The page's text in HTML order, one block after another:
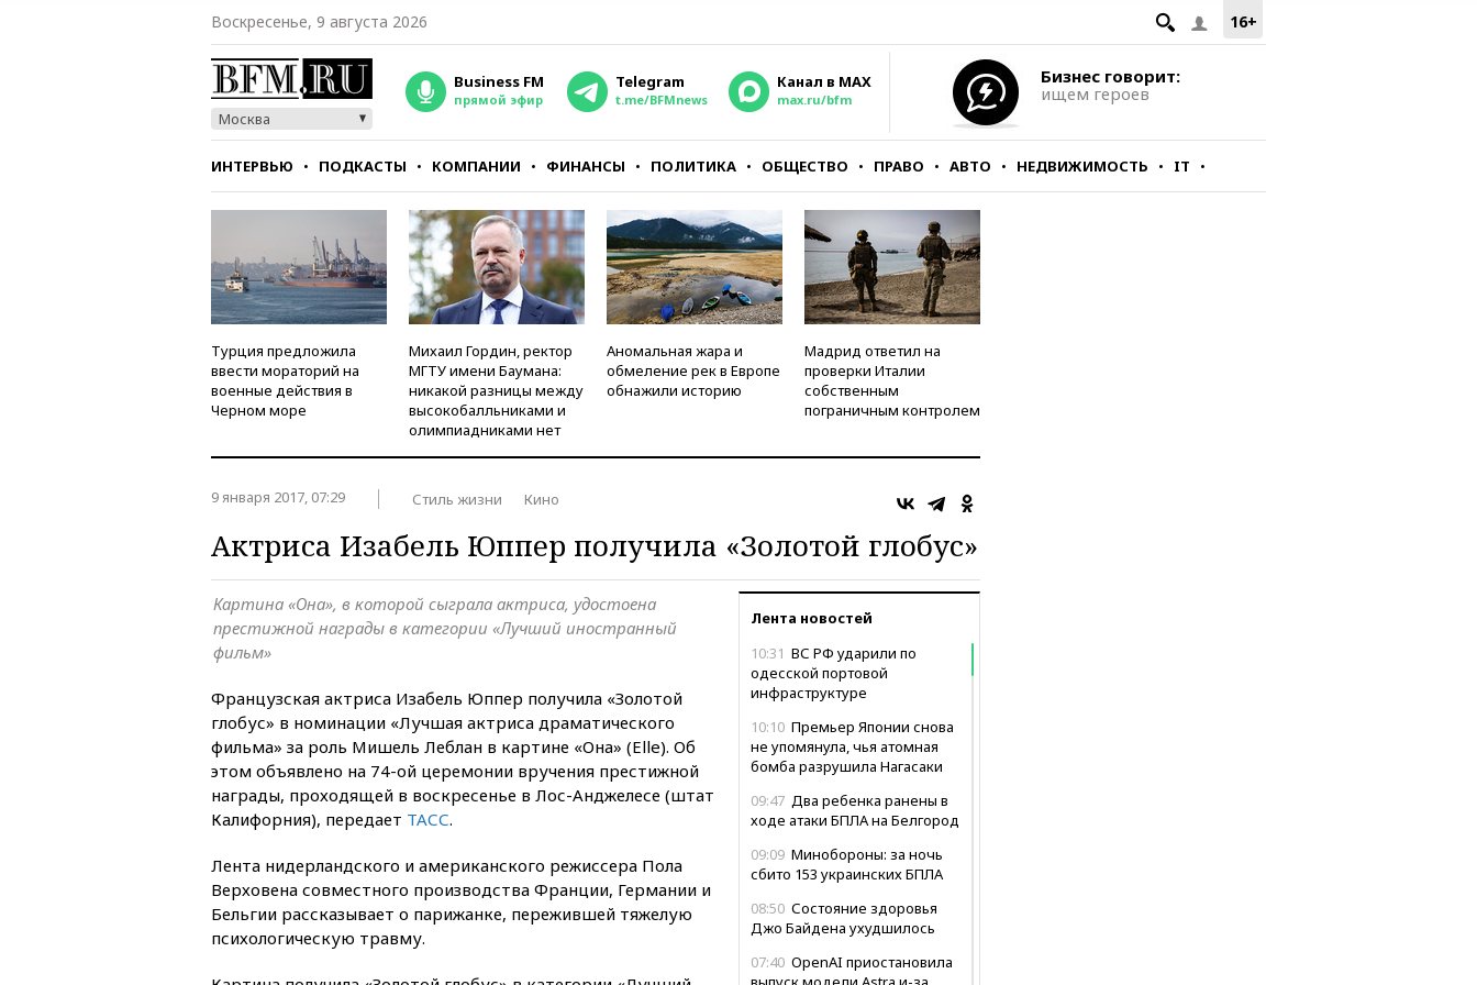
16+
Воскресенье, 9 августа 2026
Москва
Business FM
прямой эфир
Telegram
t.me/BFMnews
Канал в MAX
max.ru/bfm
Бизнес говорит:
ищем героев
ИНТЕРВЬЮ ПОДКАСТЫ КОМПАНИИ ФИНАНСЫ ПОЛИТИКА ОБЩЕСТВО ПРАВО АВТО НЕДВИЖИМОСТЬ IT
СТИЛЬ ТЕСТЫ
Турция предложила
ввести мораторий на
военные действия в
Черном море
Михаил Гордин, ректор
МГТУ имени Баумана:
никакой разницы между
высокобалльниками и
олимпиадниками нет
Аномальная жара и
обмеление рек в Европе
обнажили историю
Мадрид ответил на
проверки Италии
собственным
пограничным контролем
9 января 2017, 07:29 Стиль жизни Кино
Актриса Изабель Юппер получила «Золотой глобус»
Лента новостей
10:31 ВС РФ ударили по
одесской портовой
инфраструктуре
10:10 Премьер Японии снова
не упомянула, чья атомная
бомба разрушила Нагасаки
09:47 Два ребенка ранены в
ходе атаки БПЛА на Белгород
09:09 Минобороны: за ночь
сбито 153 украинских БПЛА
08:50 Состояние здоровья
Джо Байдена ухудшилось
07:40 OpenAI приостановила
Картина «Она», в которой сыграла актриса, удостоена
престижной награды в категории «Лучший иностранный
фильм»
Французская актриса Изабель Юппер получила «Золотой
глобус» в номинации «Лучшая актриса драматического
фильма» за роль Мишель Леблан в картине «Она» (Elle). Об
этом объявлено на 74-ой церемонии вручения престижной
награды, проходящей в воскресенье в Лос-Анджелесе (штат
Калифорния), передает ТАСС.
Лента нидерландского и американского режиссера Пола
Верховена совместного производства Франции, Германии и
Бельгии рассказывает о парижанке, пережившей тяжелую
психологическую травму.